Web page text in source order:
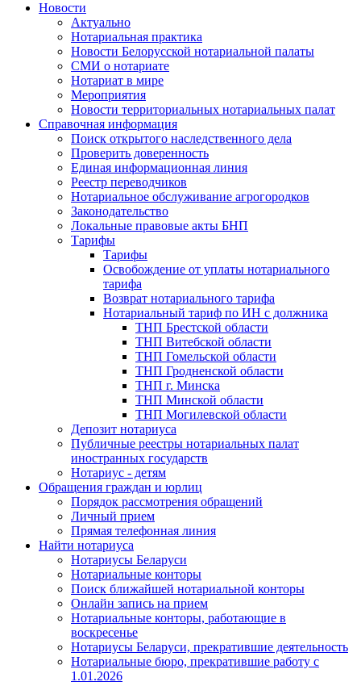
Новости
Актуально
Нотариальная практика
Новости Белорусской нотариальной палаты
СМИ о нотариате
Нотариат в мире
Мероприятия
Новости территориальных нотариальных палат
Справочная информация
Поиск открытого наследственного дела
Проверить доверенность
Единая информационная линия
Реестр переводчиков
Нотариальное обслуживание агрогородков
Законодательство
Локальные правовые акты БНП
Тарифы
Тарифы
Освобождение от уплаты нотариального
тарифа
Возврат нотариального тарифа
Нотариальный тариф по ИН с должника
ТНП Брестской области
ТНП Витебской области
ТНП Гомельской области
ТНП Гродненской области
ТНП г. Минска
ТНП Минской области
ТНП Могилевской области
Депозит нотариуса
Публичные реестры нотариальных палат
иностранных государств
Нотариус - детям
Обращения граждан и юрлиц
Порядок рассмотрения обращений
Личный прием
Прямая телефонная линия
Найти нотариуса
Нотариусы Беларуси
Нотариальные конторы
Поиск ближайшей нотариальной конторы
Онлайн запись на прием
Нотариальные конторы, работающие в
воскресенье
Нотариусы Беларуси, прекратившие деятельность
Нотариальные бюро, прекратившие работу с
1.01.2026